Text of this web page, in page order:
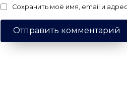
Сохранить моё имя, email и